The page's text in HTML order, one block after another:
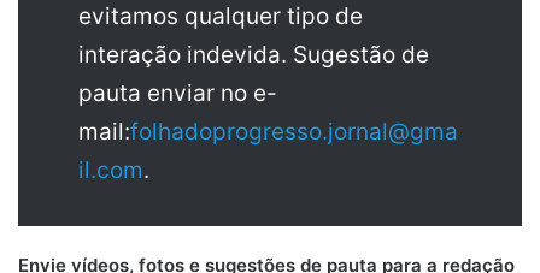
evitamos qualquer tipo de
interação indevida. Sugestão de
pauta enviar no e-
mail:folhadoprogresso.jornal@gma
il.com.
Envie vídeos, fotos e sugestões de pauta para a redação